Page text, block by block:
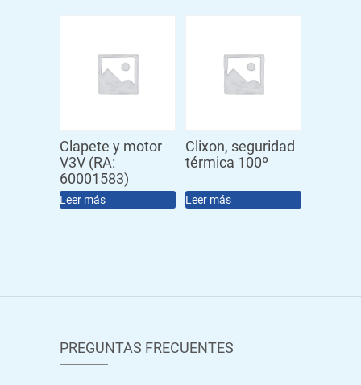
Clapete y motor
V3V (RA:
60001583)
Leer más
Clixon, seguridad
térmica 100º
Leer más
PREGUNTAS FRECUENTES